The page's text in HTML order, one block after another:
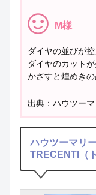
M様
ダイヤの並びが
ダイヤのカット
かざすと煌めき
出典：ハウツー
ハウツーマリ
TRECENTI（